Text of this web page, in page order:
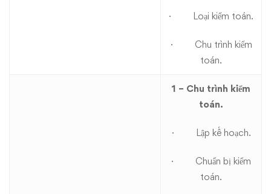
· Loại kiểm toán.
· Chu trình kiểm
toán.
1 – Chu trình kiểm
toán.
· Lập kế hoạch.
· Chuẩn bị kiểm
toán.